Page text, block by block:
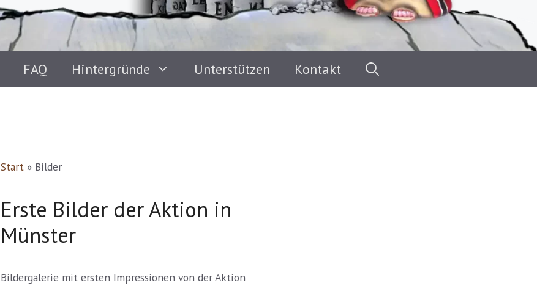
FAQ Hintergründe Unterstützen Kontakt
Start» Bilder
Erste Bilder der Aktion in
Münster
Bildergalerie mit ersten Impressionen von der Aktion